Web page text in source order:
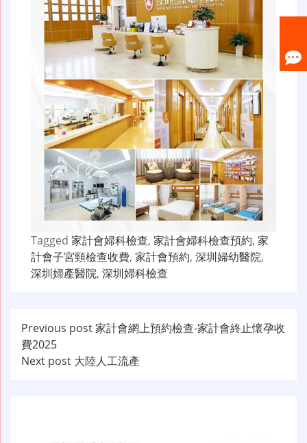
Tagged 家計會婦科檢查, 家計會婦科檢查預約, 家
計會子宮頸檢查收費, 家計會預約, 深圳婦幼醫院,
深圳婦產醫院, 深圳婦科檢查
文
章
Previous post家計會網上預約檢查-家計會終止懷孕收
費2025
Next post 大陸人工流產